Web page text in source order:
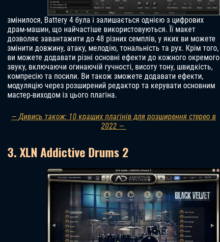
змінилося, Battery 4 була і залишається однією з цифрових
драм-машин, що найчастіше використовуються. Її макет
дозволяє завантажити до 48 різних семплів, у яких ви можете
змінити довжину, атаку, мелодію, тональність та рух. Крім того,
ви можете додавати різні основні ефекти до кожного окремого
звуку, включаючи огинаючій гучності, висоту тону, швидкість,
компресію та посили. Ви також зможете додавати ефекти,
модуляцію через розширений редактор та керувати основним
мастер-виходом із цього плагіна.
— Дивись також: 10 кращих плагінів для розширення стерео в
2022 —
3. XLN Addictive Drums 2